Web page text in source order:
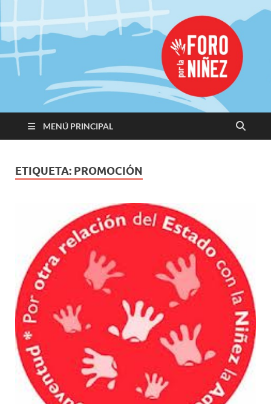
Promoviendo
Derechos,
Construimos
Igualdad
MENÚ PRINCIPAL
ETIQUETA: PROMOCIÓN